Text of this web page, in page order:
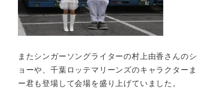
またシンガーソングライターの村上由香さんのシ
ョーや、千葉ロッテマリーンズのキャラクターま
ー君も登場して会場を盛り上げていました。